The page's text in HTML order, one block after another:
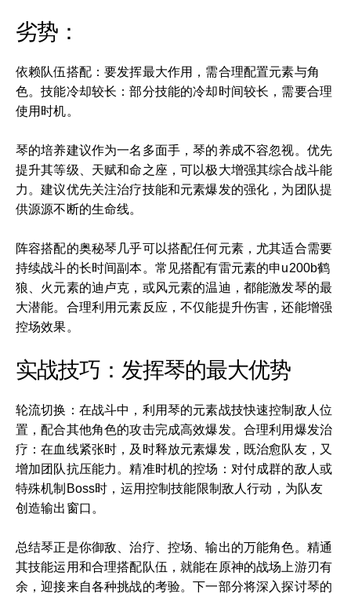
劣势：
依赖队伍搭配：要发挥最大作用，需合理配置元素与角
色。技能冷却较长：部分技能的冷却时间较长，需要合理
使用时机。
琴的培养建议作为一名多面手，琴的养成不容忽视。优先
提升其等级、天赋和命之座，可以极大增强其综合战斗能
力。建议优先关注治疗技能和元素爆发的强化，为团队提
供源源不断的生命线。
阵容搭配的奥秘琴几乎可以搭配任何元素，尤其适合需要
持续战斗的长时间副本。常见搭配有雷元素的申u200b鹤
狼、火元素的迪卢克，或风元素的温迪，都能激发琴的最
大潜能。合理利用元素反应，不仅能提升伤害，还能增强
控场效果。
实战技巧：发挥琴的最大优势
轮流切换：在战斗中，利用琴的元素战技快速控制敌人位
置，配合其他角色的攻击完成高效爆发。合理利用爆发治
疗：在血线紧张时，及时释放元素爆发，既治愈队友，又
增加团队抗压能力。精准时机的控场：对付成群的敌人或
特殊机制Boss时，运用控制技能限制敌人行动，为队友
创造输出窗口。
总结琴正是你御敌、治疗、控场、输出的万能角色。精通
其技能运用和合理搭配队伍，就能在原神的战场上游刃有
余，迎接来自各种挑战的考验。下一部分将深入探讨琴的